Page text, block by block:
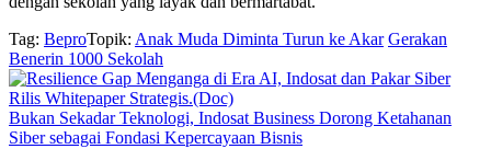
Tag: BeproTopik: Anak Muda Diminta Turun ke Akar Gerakan
Benerin 1000 Sekolah
Bukan Sekadar Teknologi, Indosat Business Dorong Ketahanan
Siber sebagai Fondasi Kepercayaan Bisnis